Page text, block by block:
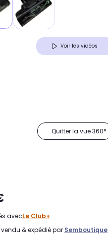
Voir les vidéos
Quitter la vue 360°
avecLe Club+
vendu & expédié par Semboutique